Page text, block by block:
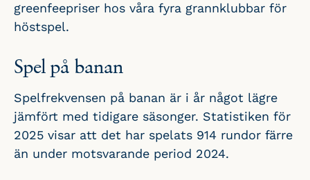
greenfeepriser hos våra fyra grannklubbar för
höstspel.
Spel på banan
Spelfrekvensen på banan är i år något lägre
jämfört med tidigare säsonger. Statistiken för
2025 visar att det har spelats 914 rundor färre
än under motsvarande period 2024.